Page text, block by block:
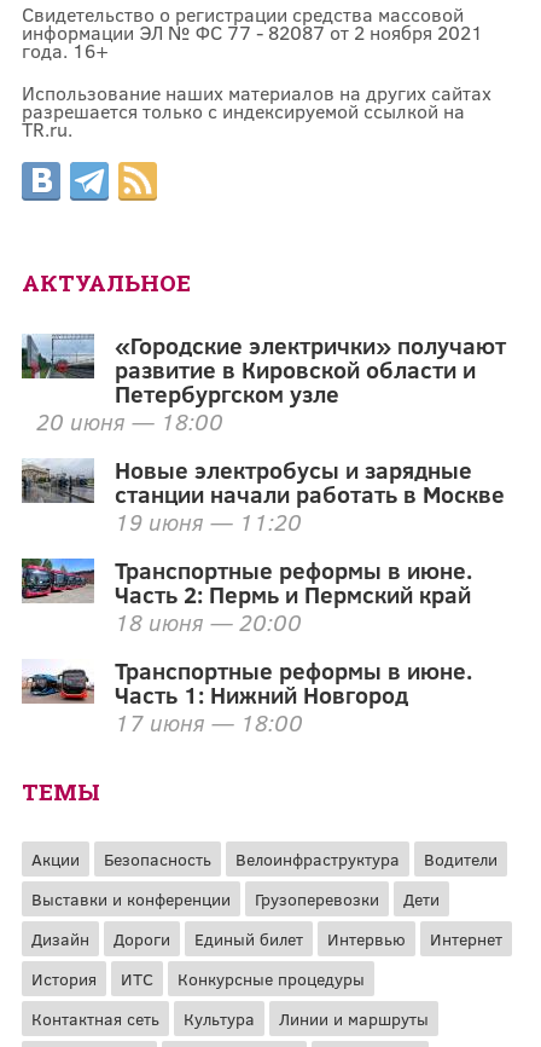
Свидетельство о регистрации средства массовой
информации ЭЛ № ФС 77 - 82087 от 2 ноября 2021
года. 16+
Использование наших материалов на других сайтах
разрешается только с индексируемой ссылкой на
TR.ru.
АКТУАЛЬНОЕ
«Городские электрички» получают
развитие в Кировской области и
Петербургском узле
20 июня — 18:00
Новые электробусы и зарядные
станции начали работать в Москве
19 июня — 11:20
Транспортные реформы в июне.
Часть 2: Пермь и Пермский край
18 июня — 20:00
Транспортные реформы в июне.
Часть 1: Нижний Новгород
17 июня — 18:00
ТЕМЫ
Акции Безопасность Велоинфраструктура
Водители
Выставки и конференции
Грузоперевозки
Дети
Дизайн
Дороги Единый билет Интервью
Интернет
История
ИТС
Конкурсные процедуры
Контактная сеть
Культура Линии и маршруты